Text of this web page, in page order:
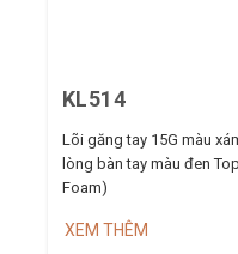
KL514
Lõi găng tay 15G màu
lòng bàn tay màu đen
Foam)
XEM THÊM